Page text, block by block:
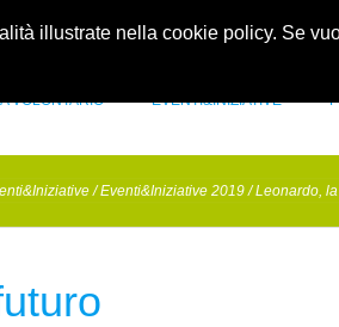
illustrate nella cookie policy. Se
Contatti
VOLONTARIO EVENTI&INIZIATIVE
/Eventi&Iniziative 2019/Leonardo,